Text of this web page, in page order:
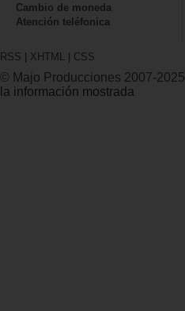
Cambio de moneda
Atención teléfonica
RSS | XHTML | CSS
© Majo Producciones 2007-2025
la información mostrada